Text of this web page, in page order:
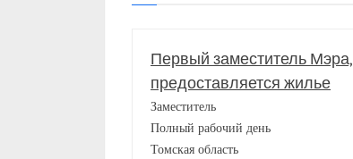
Первый заместитель Мэра,
предоставляется жилье
Заместитель
Полный рабочий день
Томская область